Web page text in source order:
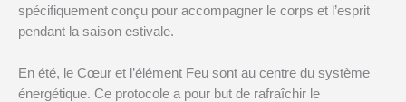
spécifiquement conçu pour accompagner le corps et l’esprit
pendant la saison estivale.
En été, le Cœur et l’élément Feu sont au centre du système
énergétique. Ce protocole a pour but de rafraîchir le